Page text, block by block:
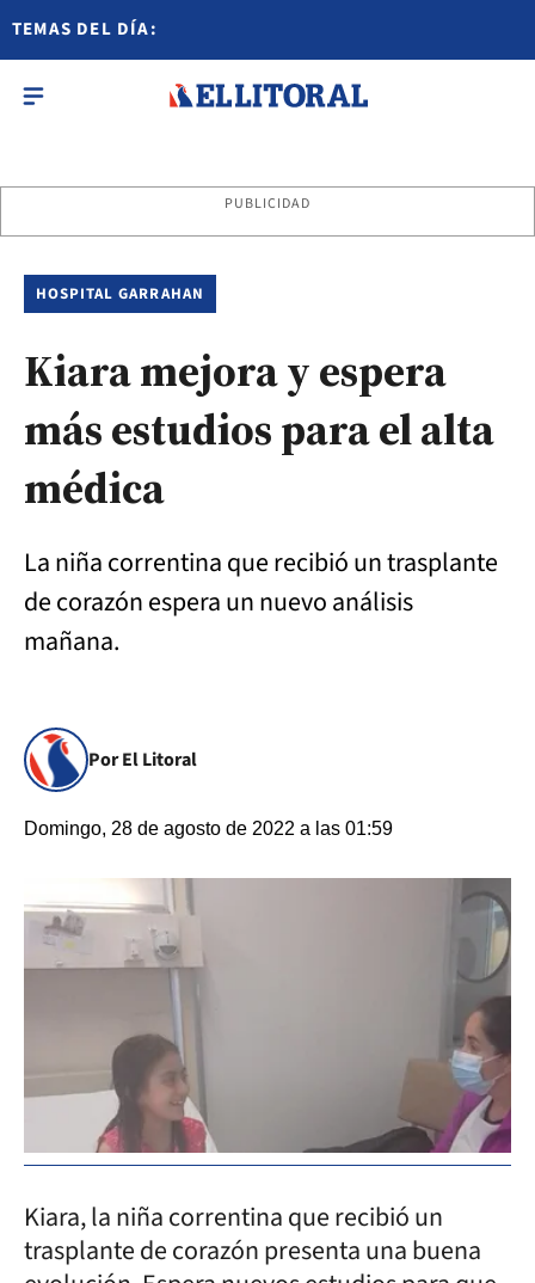
TEMAS DEL DÍA:
PUBLICIDAD
HOSPITAL GARRAHAN
Kiara mejora y espera
más estudios para el alta
médica
La niña correntina que recibió un trasplante
de corazón espera un nuevo análisis
mañana.
Por El Litoral
Domingo, 28 de agosto de 2022 a las 01:59
Kiara, la niña correntina que recibió un
trasplante de corazón presenta una buena